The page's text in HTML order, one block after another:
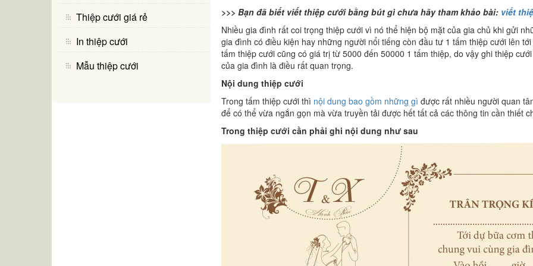
Thiệp cưới giá rẻ
In thiệp cưới
Mẫu thiệp cưới
>>> Bạn đã biết viết thiệp cưới bằng bút gì chưa hãy tham khảo bài: viết
Nhiều gia đình rất coi trọng thiệp cưới vì nó thể hiện bộ mặt của gia chủ khi gửi
gia đình có điều kiện hay những người nổi tiếng còn đầu tư 1 tấm thiệp cưới lên
tấm thiệp cưới cũng có giá trị từ 5000 đến 50000 1 tấm thiệp, do vậy ghi thiệp
của gia đình là điều rất quan trọng.
Nội dung thiệp cưới
Trong tấm thiệp cưới thì nội dung bao gồm những gì được rất nhiều người quan
để có thể vừa ngắn gọn mà vừa truyền tải được hết tất cả các thông tin cần thiết
Trong thiệp cưới cần phải ghi nội dung như sau